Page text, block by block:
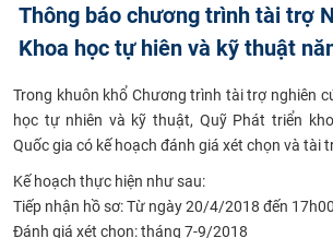
CƠ CẤU TỔ CHỨC
TUYỂN SINH
ĐÀO TẠO
ĐẢM BẢO CHẤT LƯỢNG
Thông báo chương trình tài trợ
Khoa học tự hiên và kỹ thuật
​Trong khuôn khổ Chương trình tài trợ nghiên
học tự nhiên và kỹ thuật, Quỹ Phát triển
Quốc gia có kế hoạch đánh giá xét chọn và tài
Kế hoạch thực hiện như sau:​
Tiếp nhận hồ sơ: Từ ngày 20/4/2018 đến
Đánh giá xét chọn: tháng 7-9/2018